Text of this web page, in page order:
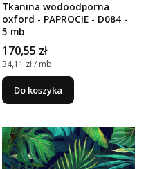
Tkanina wodoodporna
oxford - PAPROCIE - D084 -
5 mb
Cena
170,55 zł
Cena jednostkowa
34,11 zł / mb
Do koszyka